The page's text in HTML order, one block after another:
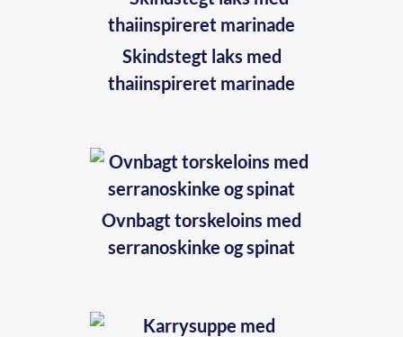
Skindstegt laks med
thaiinspireret marinade
Ovnbagt torskeloins med
serranoskinke og spinat